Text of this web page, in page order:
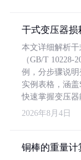
干式变压器损
本文详细解析
（GB/T 10228-
例，分步骤说
实例表格，涵盖
快速掌握变压器
2026年8月4日
铜棒的重量计